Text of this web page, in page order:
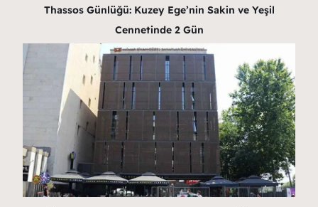
Thassos Günlüğü: Kuzey Ege’nin Sakin ve Yeşil
Cennetinde 2 Gün